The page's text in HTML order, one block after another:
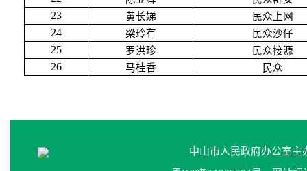
23 黄长娣 民众上网
24 梁玲有 民众沙仔
25 罗洪珍 民众接源
26 马桂香 民众
中山市人民政府办公室